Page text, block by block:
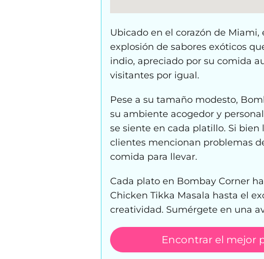
Ubicado en el corazón de
explosión de sabores exóticos
indio, apreciado por su comida
visitantes por igual.
Pese a su tamaño modesto,
su ambiente acogedor y
se siente en cada platillo. Si
clientes mencionan problemas
comida para llevar.
Cada plato en Bombay Corner
Chicken Tikka Masala hasta el
creatividad. Sumérgete en una
Encontrar el mejor